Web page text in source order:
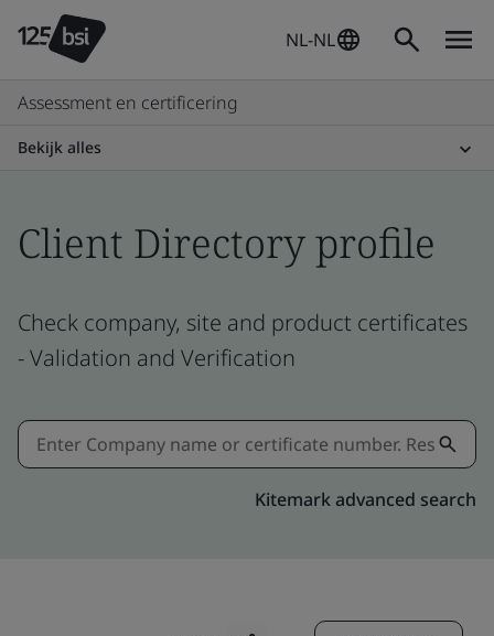
NL-NL
Assessment en certificering
Bekijk alles
Client Directory profile
Check company, site and product certificates
- Validation and Verification
Kitemark advanced search